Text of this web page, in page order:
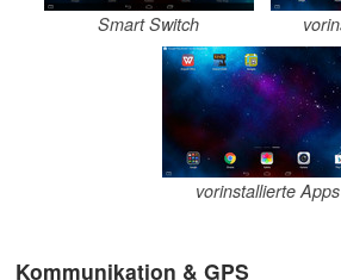
Smart Switch
vorinstallierte Apps
Kommunikation & GPS